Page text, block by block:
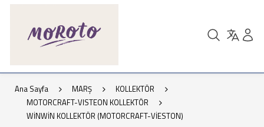
Ana Sayfa MARŞ
KOLLEKTÖR
MOTORCRAFT-VISTEON KOLLEKTÖR
WİNWİN KOLLEKTÖR (MOTORCRAFT-VİESTON)